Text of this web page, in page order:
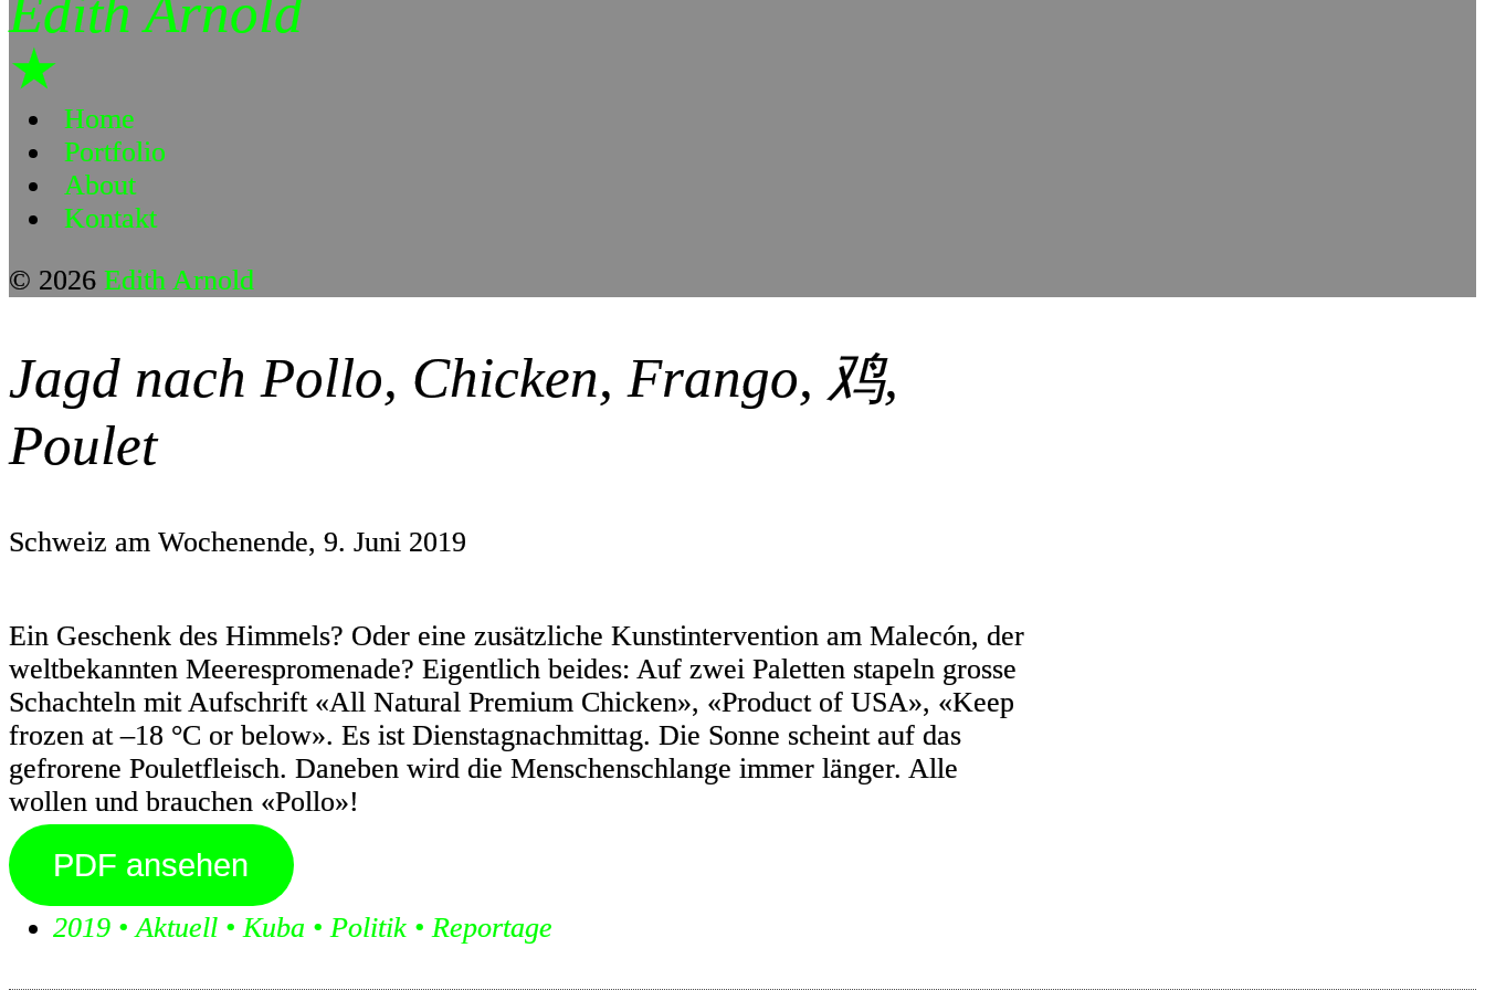
★
Home
Portfolio
About
Kontakt
© 2026 Edith Arnold
Jagd nach Pollo, Chicken, Frango, 鸡,
Poulet
Schweiz am Wochenende, 9. Juni 2019
Ein Geschenk des Himmels? Oder eine zusätzliche Kunstintervention am Malecón, der
weltbekannten Meerespromenade? Eigentlich beides: Auf zwei Paletten stapeln grosse
Schachteln mit Aufschrift «All Natural Premium Chicken», «Product of USA», «Keep
frozen at –18 °C or below». Es ist Dienstagnachmittag. Die Sonne scheint auf das
gefrorene Pouletfleisch. Daneben wird die Menschenschlange immer länger. Alle
wollen und brauchen «Pollo»!
PDF ansehen
2019 •Aktuell •Kuba •Politik •Reportage